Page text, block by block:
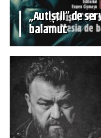
„Autiștii” de
balamuc